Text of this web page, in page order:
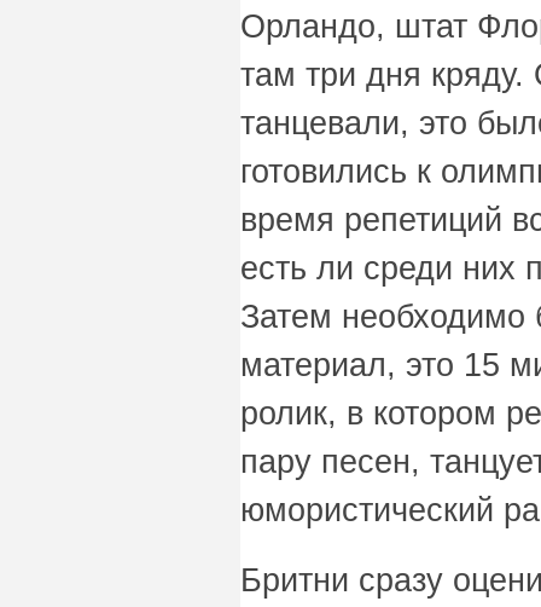
Орландо, штат
там три дня
танцевали, это
готовились к
время репетиций
есть ли среди них
Затем необходимо
материал, это 15
ролик, в котором
пару песен,
юмористический
Бритни сразу